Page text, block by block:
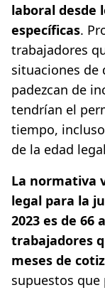
laboral desde
específicas.
trabajadores
situaciones de
padezcan de
tendrían el
tiempo,
de la edad
La normativa
legal para la
2023 es de 66
trabajadores
meses de
supuestos